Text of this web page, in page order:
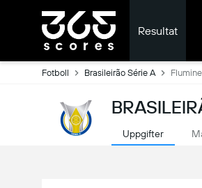
Resultat
Fotboll Brasileirão Série A
Uppgifter